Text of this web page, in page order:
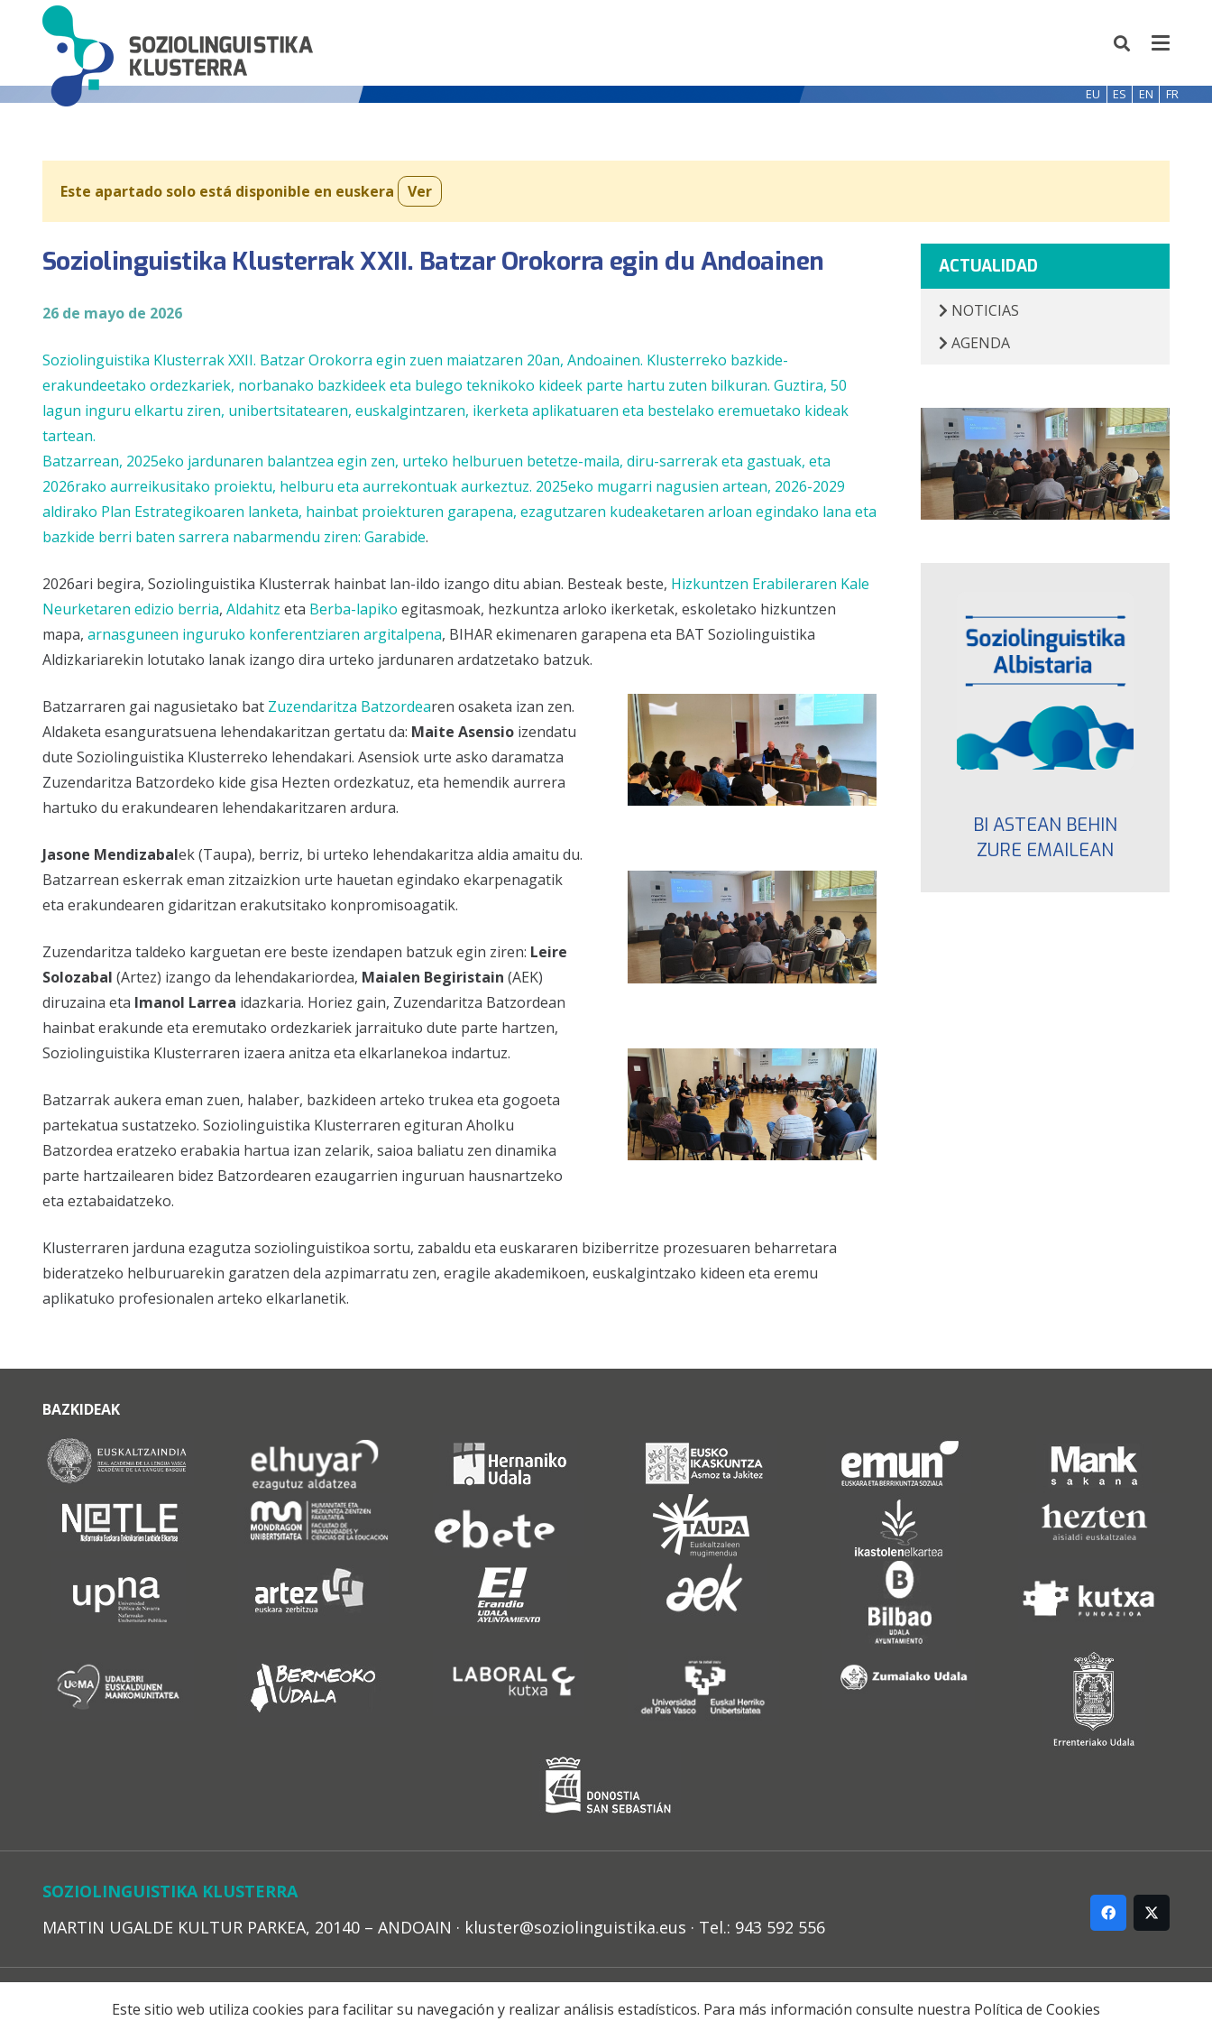
EU ES EN FR
Este apartado solo está disponible en euskera Ver
Soziolinguistika Klusterrak XXII. Batzar Orokorra egin du Andoainen
26 de mayo de 2026
Soziolinguistika Klusterrak XXII. Batzar Orokorra egin zuen maiatzaren 20an, Andoainen. Klusterreko bazkide-
erakundeetako ordezkariek, norbanako bazkideek eta bulego teknikoko kideek parte hartu zuten bilkuran. Guztira, 50
lagun inguru elkartu ziren, unibertsitatearen, euskalgintzaren, ikerketa aplikatuaren eta bestelako eremuetako kideak
tartean.
Batzarrean, 2025eko jardunaren balantzea egin zen, urteko helburuen betetze-maila, diru-sarrerak eta gastuak, eta
2026rako aurreikusitako proiektu, helburu eta aurrekontuak aurkeztuz. 2025eko mugarri nagusien artean, 2026-2029
aldirako Plan Estrategikoaren lanketa, hainbat proiekturen garapena, ezagutzaren kudeaketaren arloan egindako lana eta
bazkide berri baten sarrera nabarmendu ziren: Garabide.
2026ari begira, Soziolinguistika Klusterrak hainbat lan-ildo izango ditu abian. Besteak beste, Hizkuntzen Erabileraren Kale
Neurketaren edizio berria, Aldahitz eta Berba-lapiko egitasmoak, hezkuntza arloko ikerketak, eskoletako hizkuntzen
mapa, arnasguneen inguruko konferentziaren argitalpena, BIHAR ekimenaren garapena eta BAT Soziolinguistika
Aldizkariarekin lotutako lanak izango dira urteko jardunaren ardatzetako batzuk.
Batzarraren gai nagusietako bat Zuzendaritza Batzordearen osaketa izan zen.
Aldaketa esanguratsuena lehendakaritzan gertatu da: Maite Asensio izendatu
dute Soziolinguistika Klusterreko lehendakari. Asensiok urte asko daramatza
Zuzendaritza Batzordeko kide gisa Hezten ordezkatuz, eta hemendik aurrera
hartuko du erakundearen lehendakaritzaren ardura.
Jasone Mendizabalek (Taupa), berriz, bi urteko lehendakaritza aldia amaitu du.
Batzarrean eskerrak eman zitzaizkion urte hauetan egindako ekarpenagatik
eta erakundearen gidaritzan erakutsitako konpromisoagatik.
Zuzendaritza taldeko karguetan ere beste izendapen batzuk egin ziren: Leire
Solozabal (Artez) izango da lehendakariordea, Maialen Begiristain (AEK)
diruzaina eta Imanol Larrea idazkaria. Horiez gain, Zuzendaritza Batzordean
hainbat erakunde eta eremutako ordezkariek jarraituko dute parte hartzen,
Soziolinguistika Klusterraren izaera anitza eta elkarlanekoa indartuz.
Batzarrak aukera eman zuen, halaber, bazkideen arteko trukea eta gogoeta
partekatua sustatzeko. Soziolinguistika Klusterraren egituran Aholku
Batzordea eratzeko erabakia hartua izan zelarik, saioa baliatu zen dinamika
parte hartzailearen bidez Batzordearen ezaugarrien inguruan hausnartzeko
eta eztabaidatzeko.
Klusterraren jarduna ezagutza soziolinguistikoa sortu, zabaldu eta euskararen biziberritze prozesuaren beharretara
bideratzeko helburuarekin garatzen dela azpimarratu zen, eragile akademikoen, euskalgintzako kideen eta eremu
aplikatuko profesionalen arteko elkarlanetik.
ACTUALIDAD
NOTICIAS
AGENDA
BI ASTEAN BEHIN
ZURE EMAILEAN
BAZKIDEAK
SOZIOLINGUISTIKA KLUSTERRA
MARTIN UGALDE KULTUR PARKEA, 20140 – ANDOAIN · kluster@soziolinguistika.eus · Tel.: 943 592 556
Este sitio web utiliza cookies para facilitar su navegación y realizar análisis estadísticos. Para más información consulte nuestra Política de Cookies